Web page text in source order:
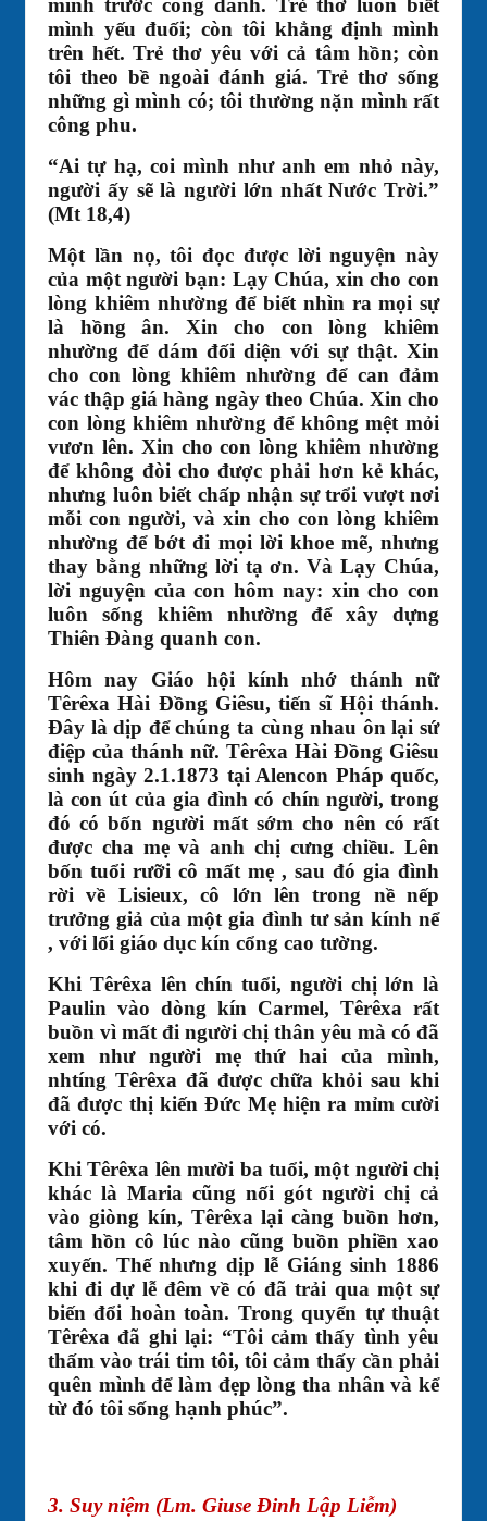
mình trước công danh. Trẻ thơ luôn biết
mình yếu đuối; còn tôi khẳng định mình
trên hết. Trẻ thơ yêu với cả tâm hồn; còn
tôi theo bề ngoài đánh giá. Trẻ thơ sống
những gì mình có; tôi thường nặn mình rất
công phu.
“Ai tự hạ, coi mình như anh em nhỏ này,
người ấy sẽ là người lớn nhất Nước Trời.”
(Mt 18,4)
Một lần nọ, tôi đọc được lời nguyện này
của một người bạn: Lạy Chúa, xin cho con
lòng khiêm nhường để biết nhìn ra mọi sự
là hồng ân. Xin cho con lòng khiêm
nhường để dám đối diện với sự thật. Xin
cho con lòng khiêm nhường để can đảm
vác thập giá hàng ngày theo Chúa. Xin cho
con lòng khiêm nhường để không mệt mỏi
vươn lên. Xin cho con lòng khiêm nhường
để không đòi cho được phải hơn kẻ khác,
nhưng luôn biết chấp nhận sự trổi vượt nơi
mỗi con người, và xin cho con lòng khiêm
nhường để bớt đi mọi lời khoe mẽ, nhưng
thay bằng những lời tạ ơn. Và Lạy Chúa,
lời nguyện của con hôm nay: xin cho con
luôn sống khiêm nhường để xây dựng
Thiên Đàng quanh con.
Hôm nay Giáo hội kính nhớ thánh nữ
Têrêxa Hài Đồng Giêsu, tiến sĩ Hội thánh.
Đây là dịp để chúng ta cùng nhau ôn lại sứ
điệp của thánh nữ. Têrêxa Hài Đồng Giêsu
sinh ngày 2.1.1873 tại Alencon Pháp quốc,
là con út của gia đình có chín người, trong
đó có bốn người mất sớm cho nên có rất
được cha mẹ và anh chị cưng chiều. Lên
bốn tuổi rưỡi cô mất mẹ , sau đó gia đình
rời về Lisieux, cô lớn lên trong nề nếp
trưởng giả của một gia đình tư sản kính nể
, với lối giáo dục kín cổng cao tường.
Khi Têrêxa lên chín tuổi, người chị lớn là
Paulin vào dòng kín Carmel, Têrêxa rất
buồn vì mất đi người chị thân yêu mà có đã
xem như người mẹ thứ hai của mình,
nhtíng Têrêxa đã được chữa khỏi sau khi
đã được thị kiến Đức Mẹ hiện ra mỉm cười
với có.
Khi Têrêxa lên mười ba tuổi, một người chị
khác là Maria cũng nối gót người chị cả
vào giòng kín, Têrêxa lại càng buồn hơn,
tâm hồn cô lúc nào cũng buồn phiền xao
xuyến. Thế nhưng dịp lễ Giáng sinh 1886
khi đi dự lễ đêm về có đã trải qua một sự
biến đổi hoàn toàn. Trong quyển tự thuật
Têrêxa đã ghi lại: “Tôi cảm thấy tình yêu
thấm vào trái tim tôi, tôi cảm thấy cần phải
quên mình để làm đẹp lòng tha nhân và kể
từ đó tôi sống hạnh phúc”.
3. Suy niệm (Lm. Giuse Đinh Lập Liễm)